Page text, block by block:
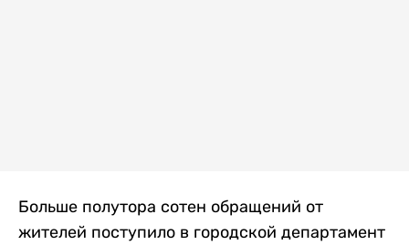
Больше полутора сотен обращений от
жителей поступило в городской департамент